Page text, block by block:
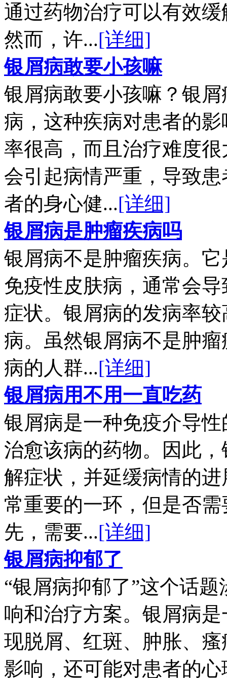
通过药物治疗可以有效
然而，许...[详细]
银屑病敢要小孩嘛
银屑病敢要小孩嘛？银
病，这种疾病对患者的
率很高，而且治疗难度
会引起病情严重，导致
者的身心健...[详细]
银屑病是肿瘤疾病吗
银屑病不是肿瘤疾病。
免疫性皮肤病，通常会
症状。银屑病的发病率
病。虽然银屑病不是肿
病的人群...[详细]
银屑病用不用一直吃药
银屑病是一种免疫介导
治愈该病的药物。因此
解症状，并延缓病情的
常重要的一环，但是否
先，需要...[详细]
银屑病抑郁了
“银屑病抑郁了”这个话
响和治疗方案。银屑病
现脱屑、红斑、肿胀、
影响，还可能对患者的